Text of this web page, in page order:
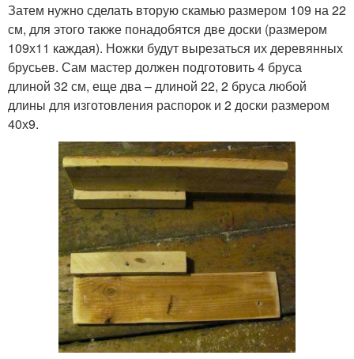
Затем нужно сделать вторую скамью размером 109 на 22
см, для этого также понадобятся две доски (размером
109х11 каждая). Ножки будут вырезаться их деревянных
брусьев. Сам мастер должен подготовить 4 бруса
длиной 32 см, еще два – длиной 22, 2 бруса любой
длины для изготовления распорок и 2 доски размером
40х9.